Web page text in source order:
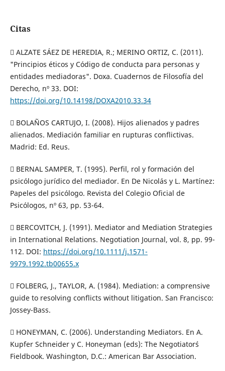
Citas
 ALZATE SÁEZ DE HEREDIA, R.; MERINO ORTIZ, C. (2011).
"Principios éticos y Código de conducta para personas y
entidades mediadoras". Doxa. Cuadernos de Filosofía del
Derecho, nº 33. DOI:
https://doi.org/10.14198/DOXA2010.33.34
 BOLAÑOS CARTUJO, I. (2008). Hijos alienados y padres
alienados. Mediación familiar en rupturas conflictivas.
Madrid: Ed. Reus.
 BERNAL SAMPER, T. (1995). Perfil, rol y formación del
psicólogo jurídico del mediador. En De Nicolás y L. Martínez:
Papeles del psicólogo. Revista del Colegio Oficial de
Psicólogos, nº 63, pp. 53-64.
 BERCOVITCH, J. (1991). Mediator and Mediation Strategies
in International Relations. Negotiation Journal, vol. 8, pp. 99-
112. DOI: https://doi.org/10.1111/j.1571-
9979.1992.tb00655.x
 FOLBERG, J., TAYLOR, A. (1984). Mediation: a comprensive
guide to resolving conflicts without litigation. San Francisco:
Jossey-Bass.
 HONEYMAN, C. (2006). Understanding Mediators. En A.
Kupfer Schneider y C. Honeyman (eds): The Negotiator´s
Fieldbook. Washington, D.C.: American Bar Association.